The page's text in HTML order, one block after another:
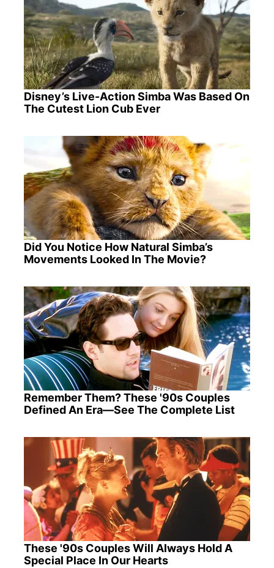
Disney’s Live-Action Simba Was Based On
The Cutest Lion Cub Ever
Did You Notice How Natural Simba’s
Movements Looked In The Movie?
Remember Them? These '90s Couples
Defined An Era—See The Complete List
These '90s Couples Will Always Hold A
Special Place In Our Hearts